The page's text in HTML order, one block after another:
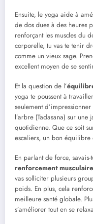
Ensuite, le yoga aide à
de dos dues à des heures
renforçant les muscles du
corporelle, tu vas te tenir
comme un vieux sage.
excellent moyen de se
Et la question de l’
yoga te poussent à
seulement
l’arbre (Tadasana) sur
quotidienne. Que ce soit
escaliers, un bon équilibre
En parlant de force,
renforcement musculaire
vas solliciter plusieurs
poids. En plus, cela
meilleure santé globale.
s’améliorer tout en se